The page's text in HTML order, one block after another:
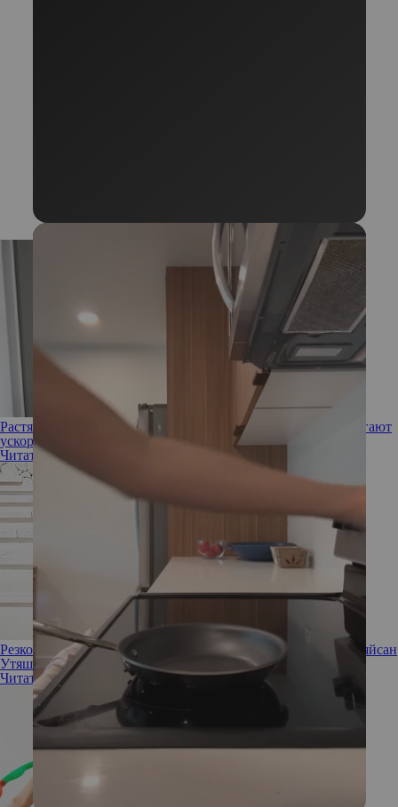
Растяжка и особый напиток: какие утренние ритуалы помогают
ускорить похудение
Читать полностью
Резкое похудение и анемия: как веганство чуть не довело Ляйсан
Утяшеву до истощения
Читать полностью